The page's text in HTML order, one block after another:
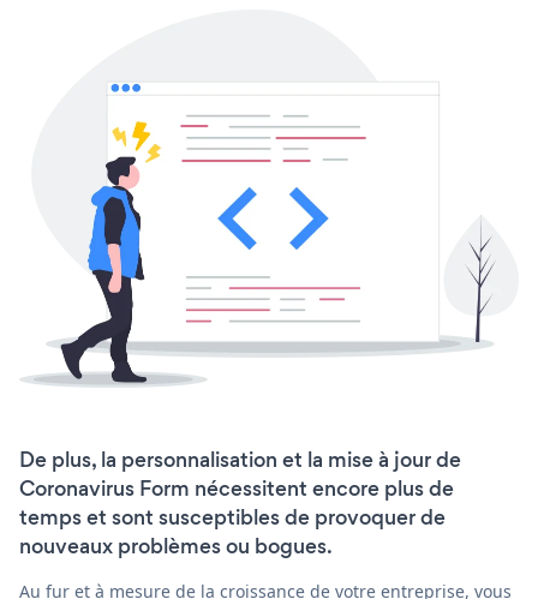
De plus, la personnalisation et la mise à jour de
Coronavirus Form nécessitent encore plus de
temps et sont susceptibles de provoquer de
nouveaux problèmes ou bogues.
Au fur et à mesure de la croissance de votre entreprise, vous